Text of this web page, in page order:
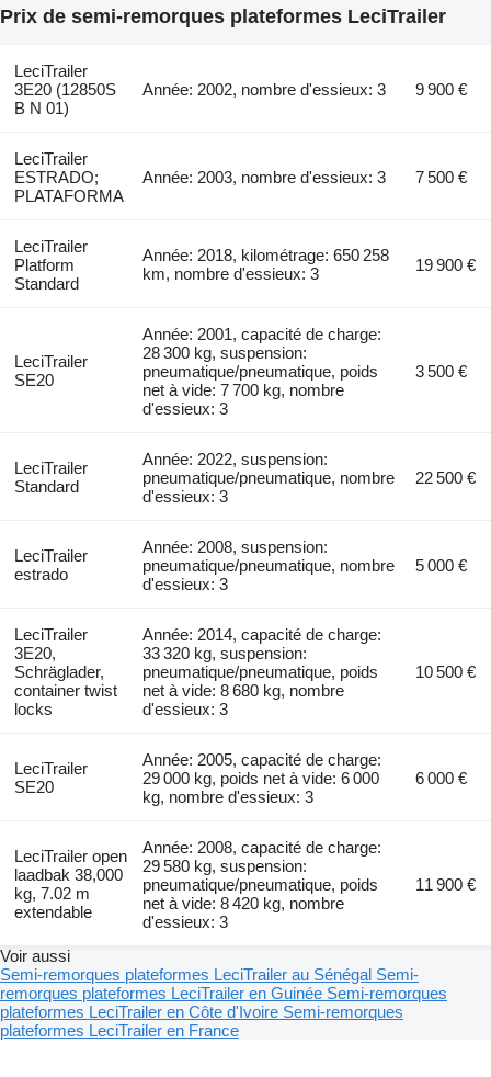
Prix de semi-remorques plateformes LeciTrailer
LeciTrailer
3E20 (12850S
B N 01)
Année: 2002, nombre d'essieux: 3 9 900 €
LeciTrailer
ESTRADO;
PLATAFORMA
Année: 2003, nombre d'essieux: 3 7 500 €
LeciTrailer
Platform
Standard
Année: 2018, kilométrage: 650 258
km, nombre d'essieux: 3
19 900 €
LeciTrailer
SE20
Année: 2001, capacité de charge:
28 300 kg, suspension:
pneumatique/pneumatique, poids
net à vide: 7 700 kg, nombre
d'essieux: 3
3 500 €
LeciTrailer
Standard
Année: 2022, suspension:
pneumatique/pneumatique, nombre
d'essieux: 3
22 500 €
LeciTrailer
estrado
Année: 2008, suspension:
pneumatique/pneumatique, nombre
d'essieux: 3
5 000 €
LeciTrailer
3E20,
Schräglader,
container twist
locks
Année: 2014, capacité de charge:
33 320 kg, suspension:
pneumatique/pneumatique, poids
net à vide: 8 680 kg, nombre
d'essieux: 3
10 500 €
LeciTrailer
SE20
Année: 2005, capacité de charge:
29 000 kg, poids net à vide: 6 000
kg, nombre d'essieux: 3
6 000 €
LeciTrailer open
laadbak 38,000
kg, 7.02 m
extendable
Année: 2008, capacité de charge:
29 580 kg, suspension:
pneumatique/pneumatique, poids
net à vide: 8 420 kg, nombre
d'essieux: 3
11 900 €
Voir aussi
Semi-remorques plateformes LeciTrailer au Sénégal Semi-
remorques plateformes LeciTrailer en Guinée Semi-remorques
plateformes LeciTrailer en Côte d'Ivoire Semi-remorques
plateformes LeciTrailer en France